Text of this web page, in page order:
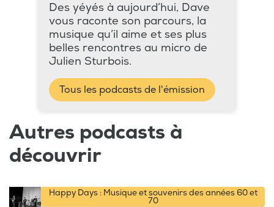
Des yéyés à aujourd’hui, Dave
vous raconte son parcours, la
musique qu’il aime et ses plus
belles rencontres au micro de
Julien Sturbois.
Tous les podcasts de l'émission
Autres podcasts à
découvrir
Happy Days : Musique et souvenirs des années 60 et
70